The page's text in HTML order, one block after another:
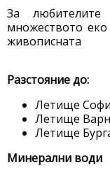
За
множеството
Разстояние до:
Летище
Летище
Летище
Минерални води